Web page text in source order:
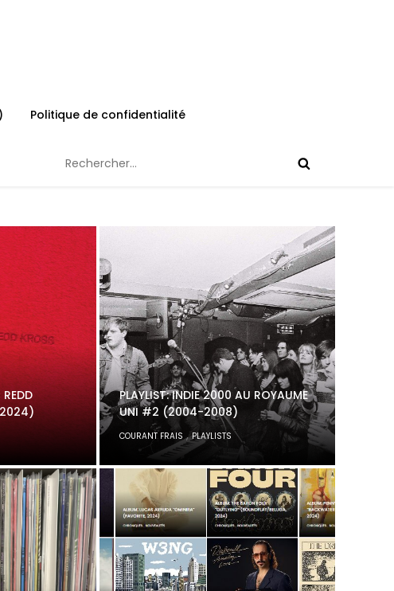
Politique de confidentialité
2024)
PLAYLIST: INDIE 2000 AU ROYAUME
UNI #2 (2004-2008)
COURANT FRAIS,PLAYLISTS